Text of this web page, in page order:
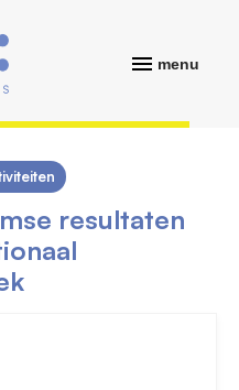
menu
resultaten